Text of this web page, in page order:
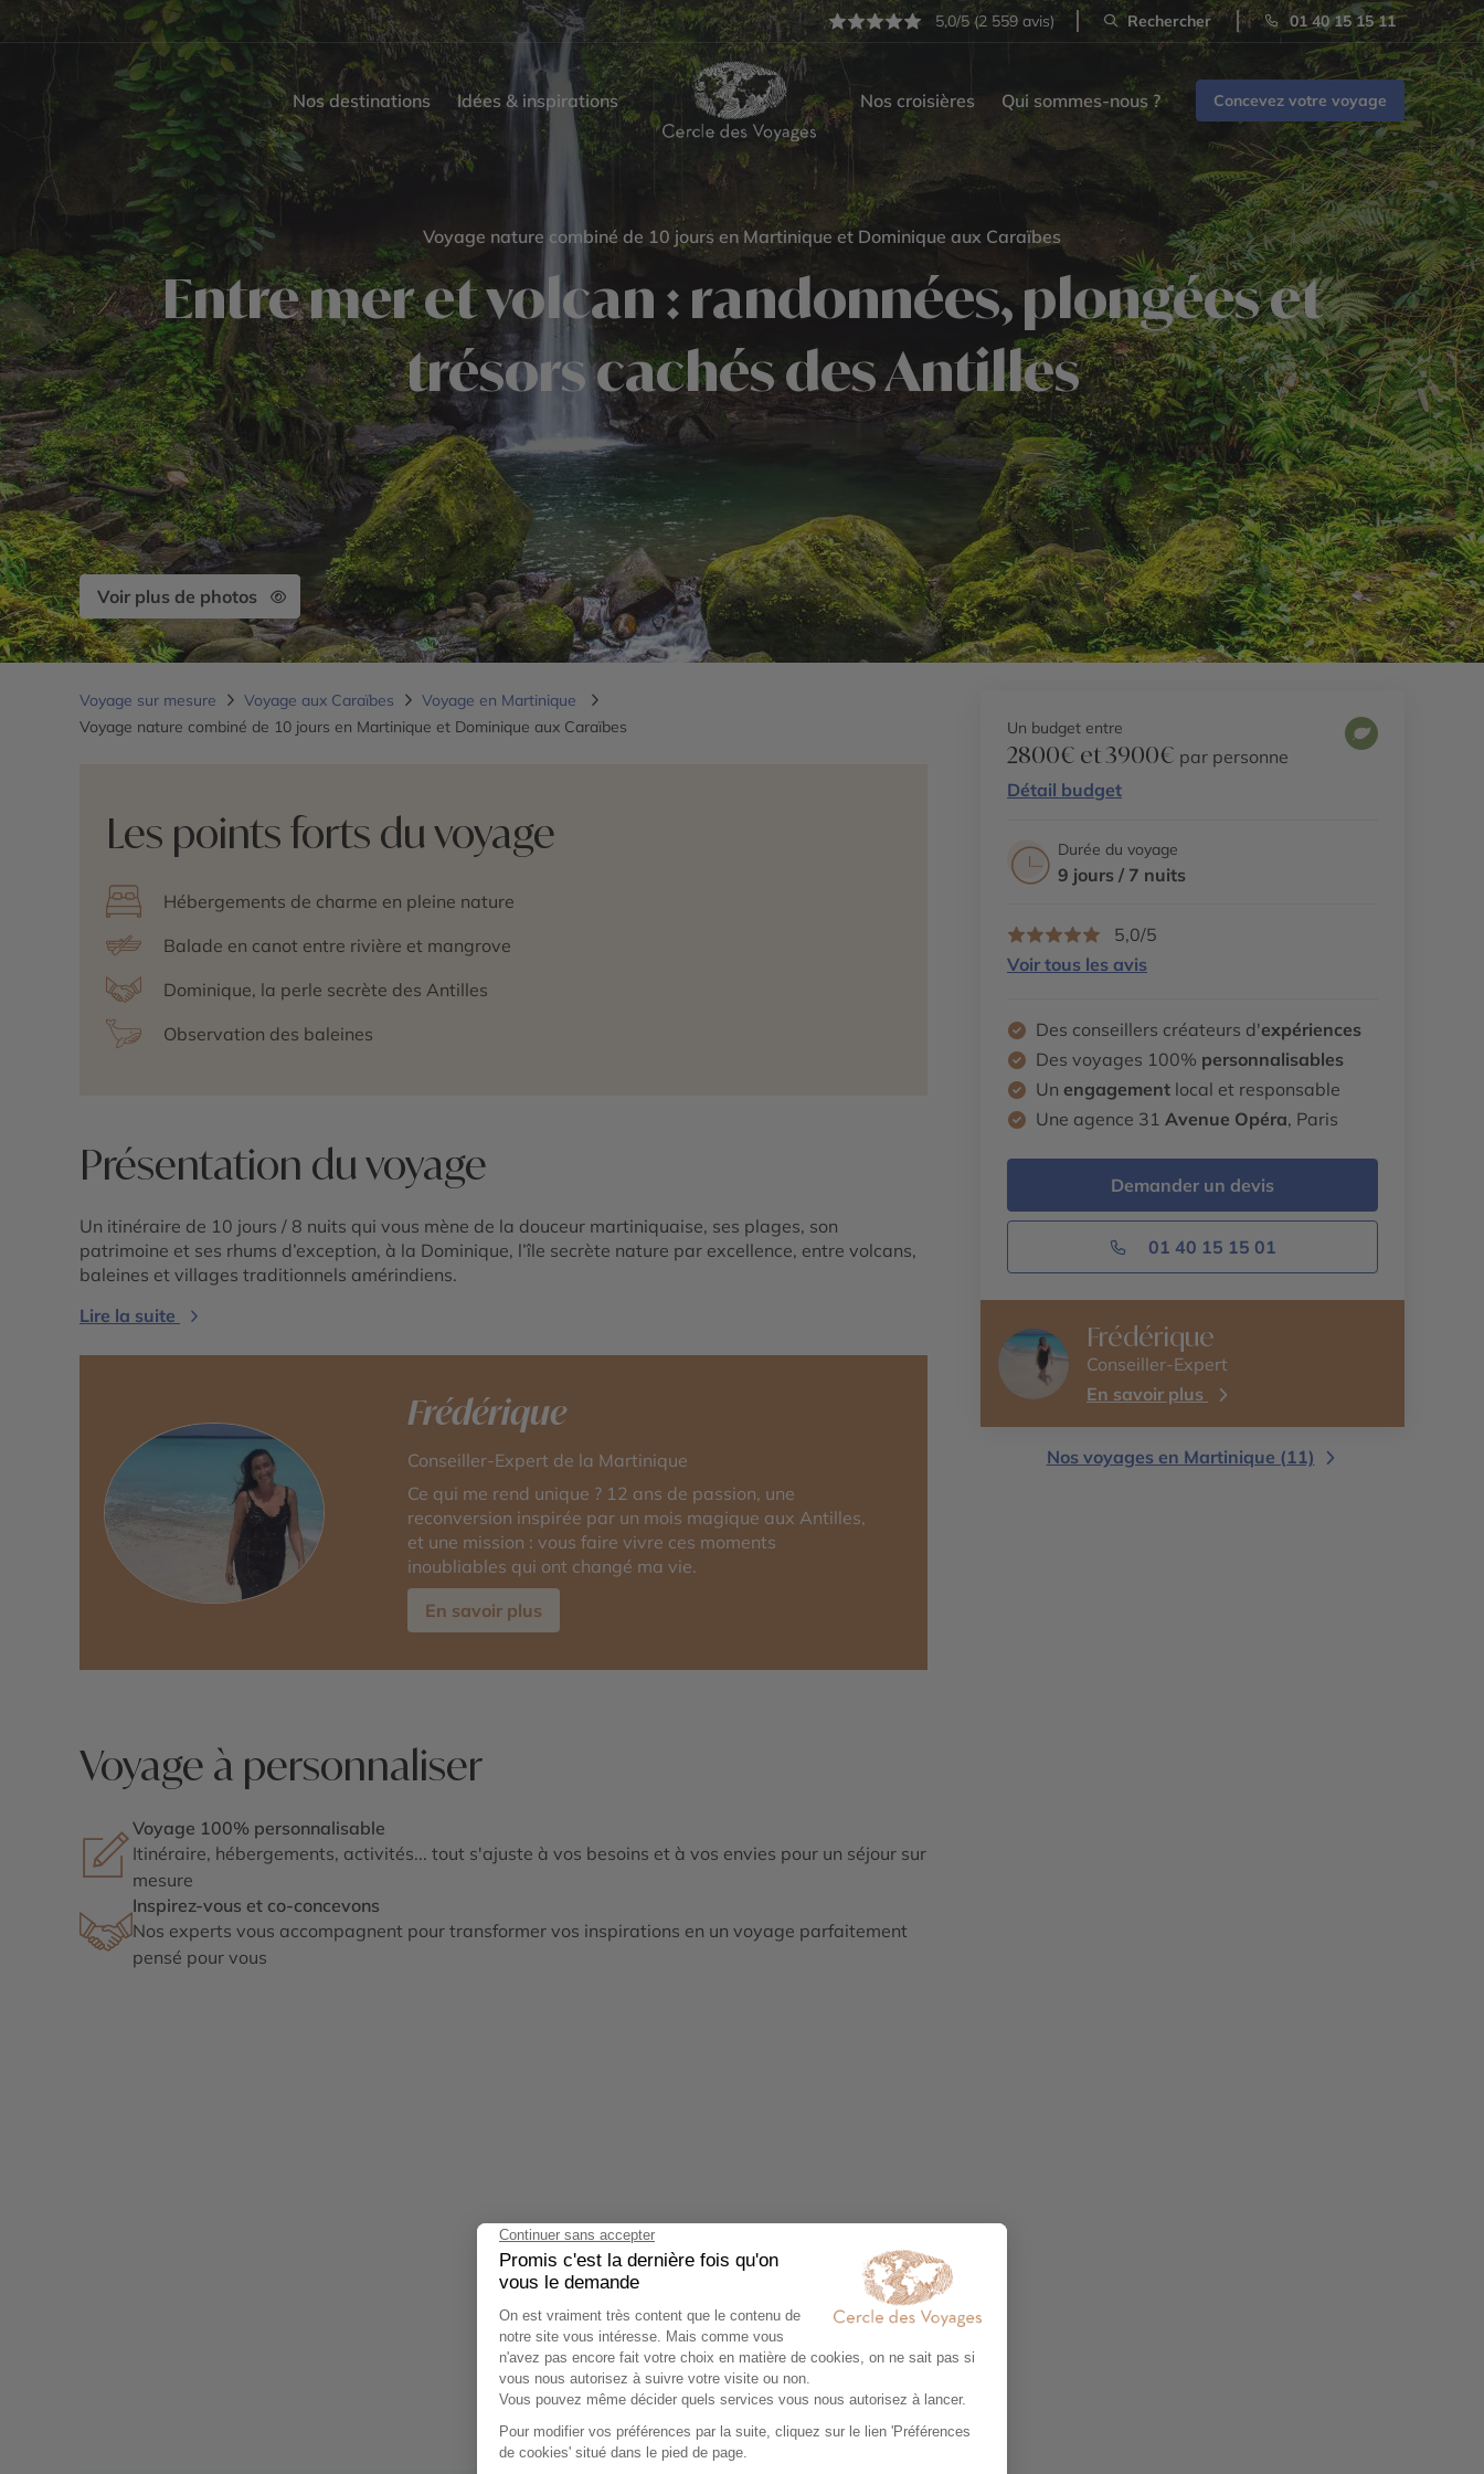
5,0/5 (2 559 avis) Rechercher 01 40 15 15 11
Nos destinations Idées & inspirations Nos croisières Qui sommes-nous ? Concevez votre voyage
Voyage nature combiné de 10 jours en Martinique et Dominique aux Caraïbes
Entre mer et volcan : randonnées, plongées et
trésors cachés des Antilles
Voir plus de photos
Voyage sur mesure Voyage aux Caraïbes
Voyage en Martinique
Voyage nature combiné de 10 jours en Martinique et Dominique aux Caraïbes
Les points forts du voyage
Hébergements de charme en pleine nature
Balade en canot entre rivière et mangrove
Dominique, la perle secrète des Antilles
Observation des baleines
Présentation du voyage
Un itinéraire de 10 jours / 8 nuits qui vous mène de la douceur martiniquaise, ses plages, son
patrimoine et ses rhums d’exception, à la Dominique, l’île secrète nature par excellence, entre volcans,
baleines et villages traditionnels amérindiens.
Lire la suite
Frédérique
Conseiller-Expert de la Martinique
Ce qui me rend unique ? 12 ans de passion, une
reconversion inspirée par un mois magique aux Antilles,
et une mission : vous faire vivre ces moments
inoubliables qui ont changé ma vie.
En savoir plus
Voyage à personnaliser
Voyage 100% personnalisable
Itinéraire, hébergements, activités... tout s'ajuste à vos besoins et à vos envies pour un séjour sur
mesure
Inspirez-vous et co-concevons
Nos experts vous accompagnent pour transformer vos inspirations en un voyage parfaitement
pensé pour vous
Agrandir le plan
Un budget entre
2800€ et 3900€ par personne
Détail budget
Durée du voyage
9 jours / 7 nuits
5,0/5
Voir tous les avis
Des conseillers créateurs d'expériences
Des voyages 100% personnalisables
Un engagement local et responsable
Une agence 31 Avenue Opéra, Paris
Demander un devis
01 40 15 15 01
Frédérique
Conseiller-Expert
En savoir plus
Nos voyages en Martinique (11)